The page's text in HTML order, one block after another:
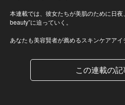
本連載では、彼女たちが美肌のために日
beauty”に迫っていく。
あなたも美容賢者が薦めるスキンケアアイ
この連載の